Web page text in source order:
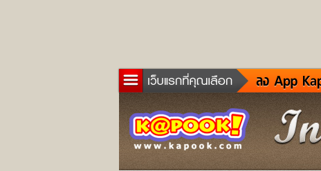
ข่าวด่วน
ละคร
เกม